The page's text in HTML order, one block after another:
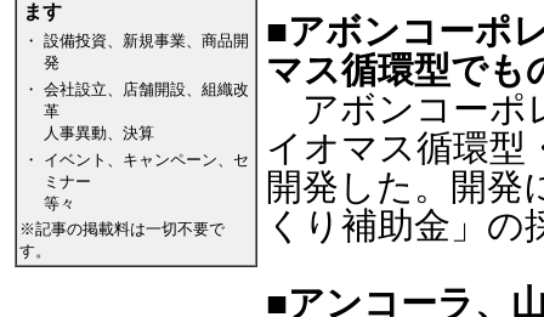
ます
・ 設備投資、新規事業、商品開
発
・ 会社設立、店舗開設、組織改
革
人事異動、決算
・
イベント、キャンペーン、セ
ミナー
等々
※記事の掲載料は一切不要で
す。
■アボンコーポ
マス循環型でも
アボンコーポ
イオマス循環型
開発した。開発
くり補助金」の
■アンコーラ、